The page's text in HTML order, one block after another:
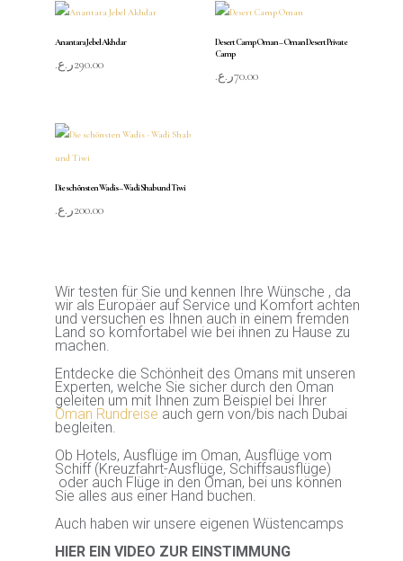
Anantara Jebel Akhdar
290.00ر.ع.
Desert Camp Oman – Oman Desert Private
Camp
70.00ر.ع.
Die schönsten Wadis – Wadi Shab und Tiwi
200.00ر.ع.
Wir testen für Sie und kennen Ihre Wünsche , da
wir als Europäer auf Service und Komfort achten
und versuchen es Ihnen auch in einem fremden
Land so komfortabel wie bei ihnen zu Hause zu
machen.
Entdecke die Schönheit des Omans mit unseren
Experten, welche Sie sicher durch den Oman
geleiten um mit Ihnen zum Beispiel bei Ihrer
Oman Rundreise auch gern von/bis nach Dubai
begleiten.
Ob Hotels, Ausflüge im Oman, Ausflüge vom
Schiff (Kreuzfahrt-Ausflüge, Schiffsausflüge)
oder auch Flüge in den Oman, bei uns können
Sie alles aus einer Hand buchen.
Auch haben wir unsere eigenen Wüstencamps
HIER EIN VIDEO ZUR EINSTIMMUNG